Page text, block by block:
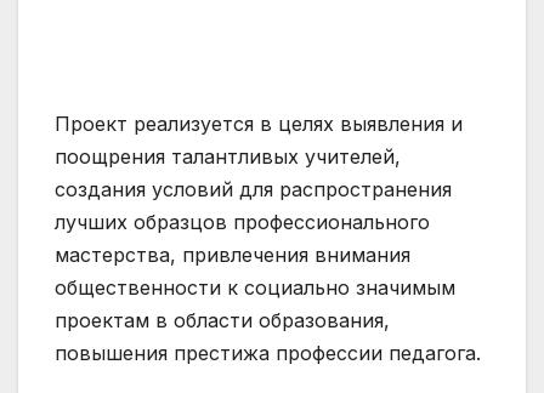
Проект реализуется в целях выявления и
поощрения талантливых учителей,
создания условий для распространения
лучших образцов профессионального
мастерства, привлечения внимания
общественности к социально значимым
проектам в области образования,
повышения престижа профессии педагога.